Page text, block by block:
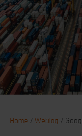
Home / Weblog /